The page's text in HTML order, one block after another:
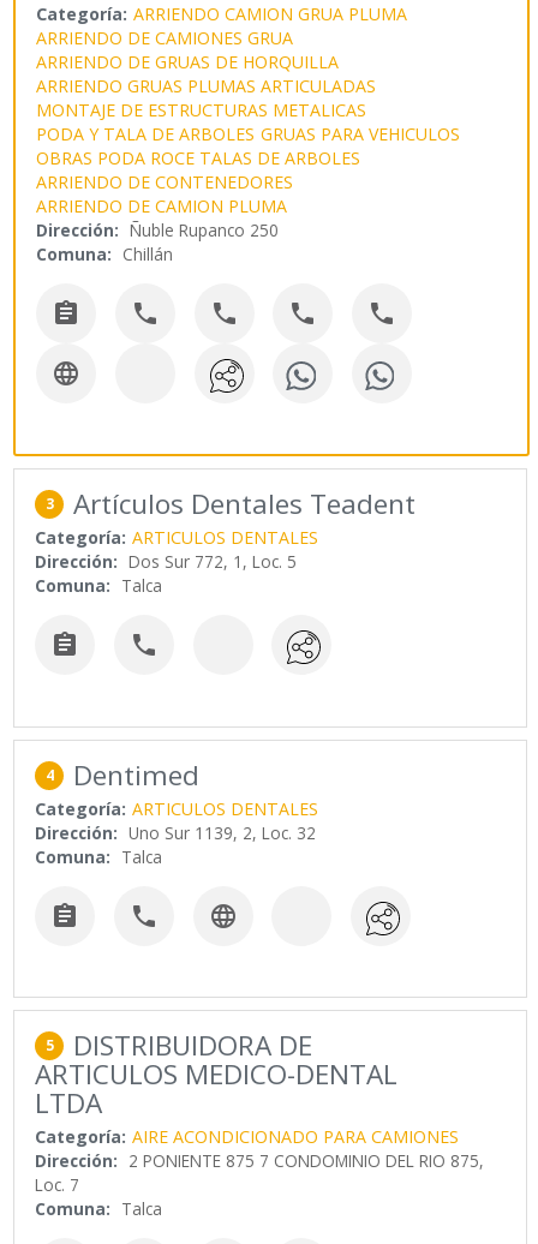
Categoría: ARRIENDO CAMION GRUA PLUMA
ARRIENDO DE CAMIONES GRUA
ARRIENDO DE GRUAS DE HORQUILLA
ARRIENDO GRUAS PLUMAS ARTICULADAS
MONTAJE DE ESTRUCTURAS METALICAS
PODA Y TALA DE ARBOLES GRUAS PARA VEHICULOS
OBRAS PODA ROCE TALAS DE ARBOLES
ARRIENDO DE CONTENEDORES
ARRIENDO DE CAMION PLUMA
Dirección: Ñuble Rupanco 250
Comuna: Chillán
    

3 Artículos Dentales Teadent
Categoría: ARTICULOS DENTALES
Dirección: Dos Sur 772, 1, Loc. 5
Comuna: Talca
 
4 Dentimed
Categoría: ARTICULOS DENTALES
Dirección: Uno Sur 1139, 2, Loc. 32
Comuna: Talca
  
5 DISTRIBUIDORA DE
ARTICULOS MEDICO-DENTAL
LTDA
Categoría: AIRE ACONDICIONADO PARA CAMIONES
Dirección: 2 PONIENTE 875 7 CONDOMINIO DEL RIO 875,
Loc. 7
Comuna: Talca